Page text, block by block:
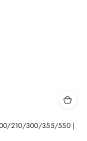
210/300/355/550 |